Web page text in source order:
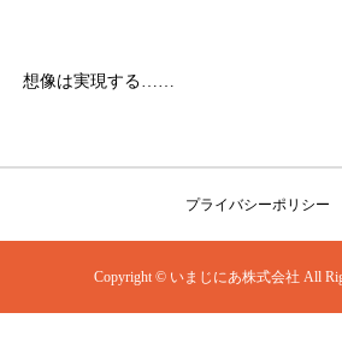
想像は実現する……
プライバシーポリシー
Copyright © いまじにあ株式会社 All